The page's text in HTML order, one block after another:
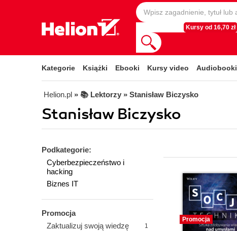
Kursy od 16,70 zł
Kategorie Książki Ebooki Kursy video Audiobooki
Helion.pl » 📚 Lektorzy » Stanisław Biczysko
Stanisław Biczysko
Podkategorie:
Cyberbezpieczeństwo i
hacking
Biznes IT
Promocja
Zaktualizuj swoją wiedzę
1
Promocja